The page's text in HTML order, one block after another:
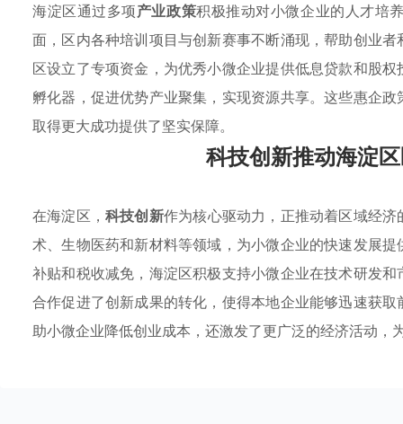
海淀区通过多项产业政策积极推动对小微企业的人才培
面，区内各种培训项目与创新赛事不断涌现，帮助创业
区设立了专项资金，为优秀小微企业提供低息贷款和股
孵化器，促进优势产业聚集，实现资源共享。这些惠企
取得更大成功提供了坚实保障。
科技创新推动海淀
在海淀区，科技创新作为核心驱动力，正推动着区域经
术、生物医药和新材料等领域，为小微企业的快速发展
补贴和税收减免，海淀区积极支持小微企业在技术研发
合作促进了创新成果的转化，使得本地企业能够迅速获
助小微企业降低创业成本，还激发了更广泛的经济活动，